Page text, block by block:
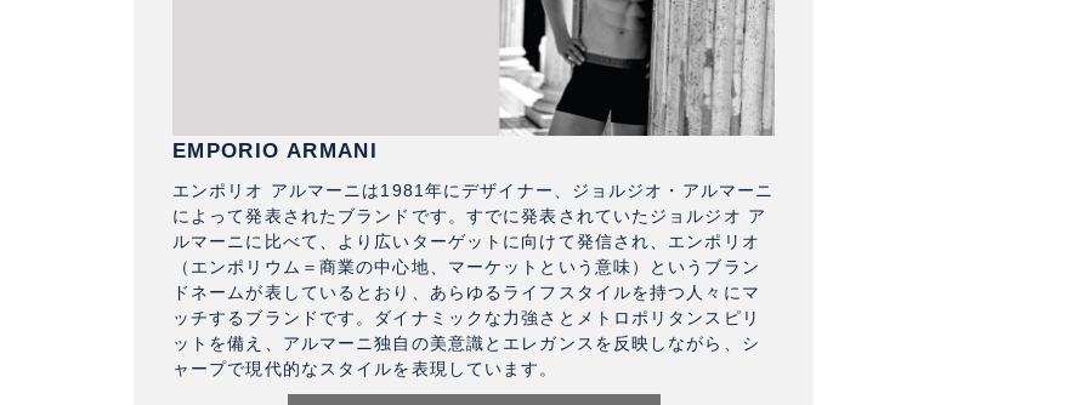
EMPORIO ARMANI
エンポリオ アルマーニは1981年にデザイナー、ジョルジオ・アルマーニ
によって発表されたブランドです。すでに発表されていたジョルジオ ア
ルマーニに比べて、より広いターゲットに向けて発信され、エンポリオ
（エンポリウム＝商業の中心地、マーケットという意味）というブラン
ドネームが表しているとおり、あらゆるライフスタイルを持つ人々にマ
ッチするブランドです。ダイナミックな力強さとメトロポリタンスピリ
ットを備え、アルマーニ独自の美意識とエレガンスを反映しながら、シ
ャープで現代的なスタイルを表現しています。